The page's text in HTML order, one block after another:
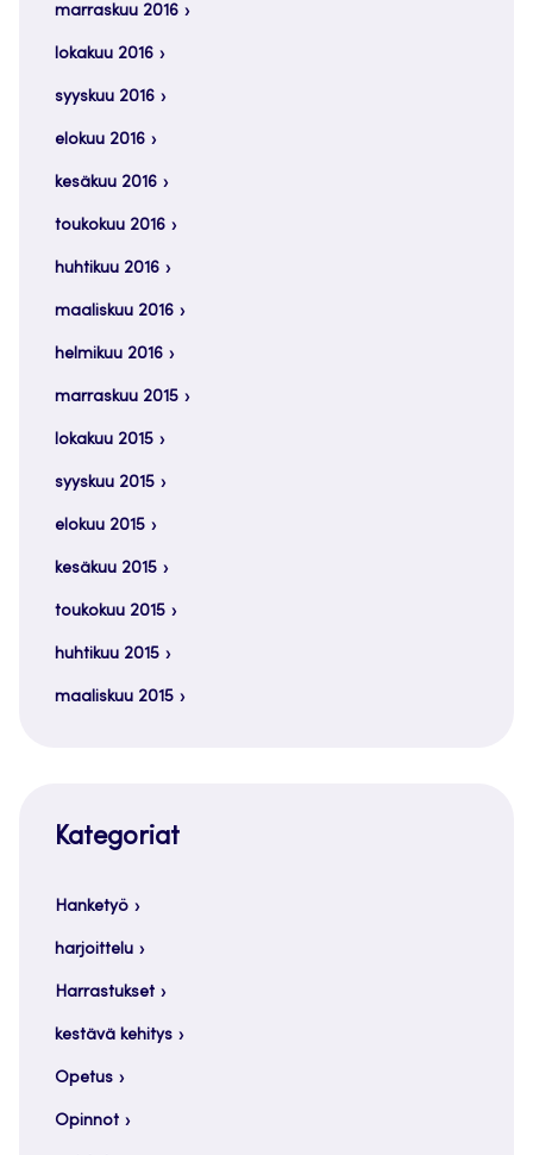
marraskuu 2016
lokakuu 2016
syyskuu 2016
elokuu 2016
kesäkuu 2016
toukokuu 2016
huhtikuu 2016
maaliskuu 2016
helmikuu 2016
marraskuu 2015
lokakuu 2015
syyskuu 2015
elokuu 2015
kesäkuu 2015
toukokuu 2015
huhtikuu 2015
maaliskuu 2015
Kategoriat
Hanketyö
harjoittelu
Harrastukset
kestävä kehitys
Opetus
Opinnot